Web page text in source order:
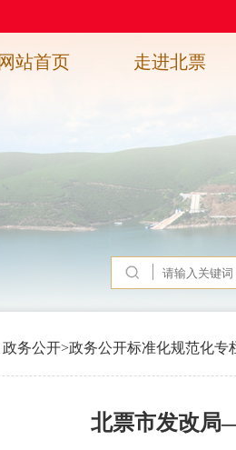
网站首页 走进北票
政务公开>政务公开标准化规范化专
北票市发改局